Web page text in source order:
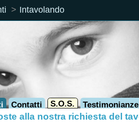
nostra richiesta del tavolo